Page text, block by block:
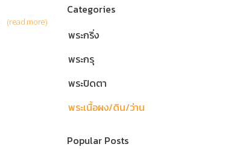
Categories
พระกริ่ง
พระกรุ
พระปิดตา
พระเนื้อผง/ดิน/ว่าน
Popular Posts
(read more)